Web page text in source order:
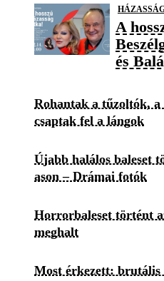
A
és
Rohantak a tűzoltók, a
csaptak fel a lángok
Újabb halálos baleset
ason – Drámai fotók
Horrorbaleset történt
meghalt
Most érkezett: brutális